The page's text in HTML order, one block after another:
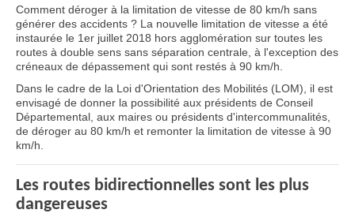
Comment déroger à la limitation de vitesse de 80 km/h sans
générer des accidents ? La nouvelle limitation de vitesse a été
instaurée le 1er juillet 2018 hors agglomération sur toutes les
routes à double sens sans séparation centrale, à l'exception des
créneaux de dépassement qui sont restés à 90 km/h.
Dans le cadre de la Loi d'Orientation des Mobilités (LOM), il est
envisagé de donner la possibilité aux présidents de Conseil
Départemental, aux maires ou présidents d'intercommunalités,
de déroger au 80 km/h et remonter la limitation de vitesse à 90
km/h.
Les routes bidirectionnelles sont les plus
dangereuses